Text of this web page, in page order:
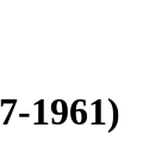
1961)